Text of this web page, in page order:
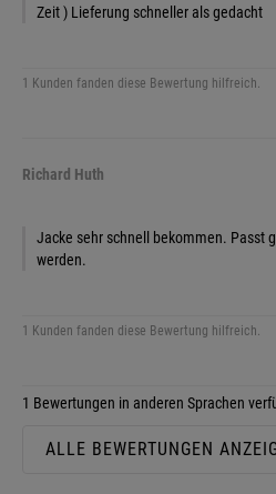
Zeit ) Lieferung schneller als gedacht
1 Kunden fanden diese Bewertung hilfreich.
Richard Huth
Jacke sehr schnell bekommen. Passt
werden.
1 Kunden fanden diese Bewertung hilfreich.
1 Bewertungen in anderen Sprachen
ALLE BEWERTUNGEN